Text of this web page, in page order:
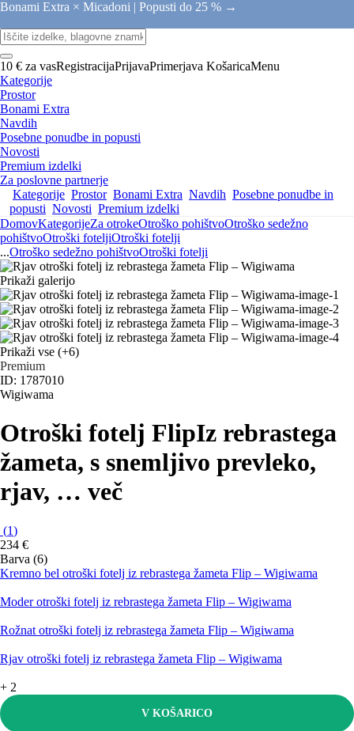
Bonami Extra × Micadoni | Popusti do 25 % →
10 € za vasRegistracijaPrijavaPrimerjava KošaricaMenu
Kategorije
Prostor
Bonami Extra
Navdih
Posebne ponudbe in popusti
Novosti
Premium izdelki
Za poslovne partnerje
Kategorije Prostor Bonami Extra Navdih Posebne ponudbe in
popusti Novosti Premium izdelki
DomovKategorijeZa otrokeOtroško pohištvoOtroško sedežno
pohištvoOtroški foteljiOtroški fotelji
...Otroško sedežno pohištvoOtroški fotelji
Prikaži galerijo
Prikaži vse (+6)
Premium
ID: 1787010
Wigiwama
Otroški fotelj FlipIz rebrastega
žameta, s snemljivo prevleko,
rjav, … več
(1)
234 €
Barva (6)
Kremno bel otroški fotelj iz rebrastega žameta Flip – Wigiwama
Moder otroški fotelj iz rebrastega žameta Flip – Wigiwama
Rožnat otroški fotelj iz rebrastega žameta Flip – Wigiwama
Rjav otroški fotelj iz rebrastega žameta Flip – Wigiwama
+ 2
V KOŠARICO